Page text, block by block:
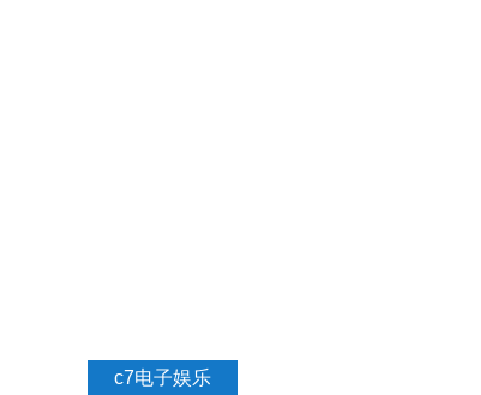
c7电子娱乐